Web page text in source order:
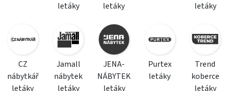
letáky
letáky
letáky
CZ
nábytkář
letáky
Jamall
nábytek
letáky
JENA-
NÁBYTEK
letáky
Purtex
letáky
Trend
koberce
letáky